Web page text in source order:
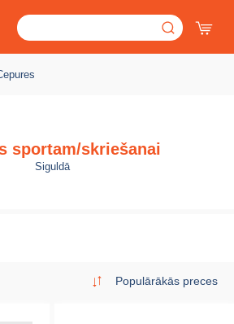
sportam/skriešanai
Siguldā
Populārākās preces